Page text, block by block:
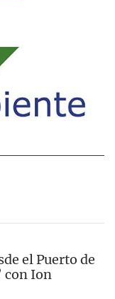
el Puerto de
con Ion